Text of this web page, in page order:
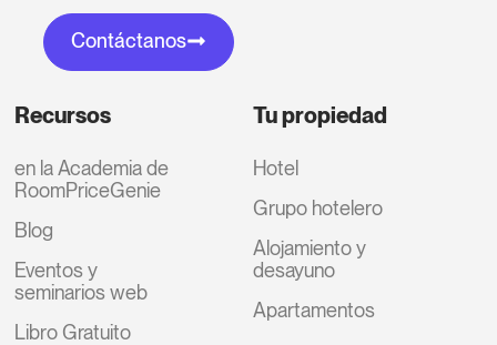
Contáctanos
Recursos
en la Academia de
RoomPriceGenie
Blog
Eventos y
seminarios web
Libro Gratuito
Tu propiedad
Hotel
Grupo hotelero
Alojamiento y
desayuno
Apartamentos